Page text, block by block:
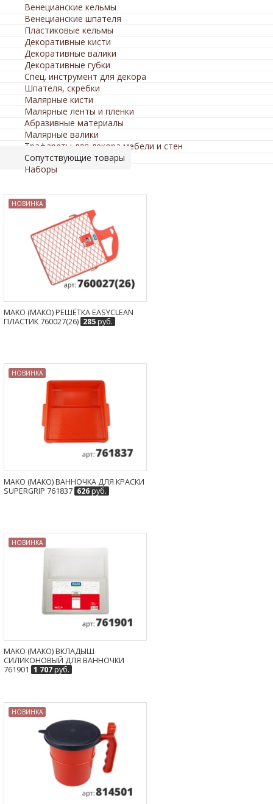
Венецианские кельмы
Венецианские шпателя
Пластиковые кельмы
Декоративные кисти
Декоративные валики
Декоративные губки
Спец. инструмент для декора
Шпателя, скребки
Малярные кисти
Малярные ленты и пленки
Абразивные материалы
Малярные валики
Трафареты для декора мебели и стен
Сопутствующие товары
Наборы
НОВИНКА
MAKO (МАКО) РЕШЁТКА EASYCLEAN
ПЛАСТИК 760027(26) 285руб.
НОВИНКА
MAKO (МАКО) ВАННОЧКА ДЛЯ КРАСКИ
SUPERGRIP 761837 626руб.
НОВИНКА
MAKO (МАКО) ВКЛАДЫШ
СИЛИКОНОВЫЙ ДЛЯ ВАННОЧКИ
761901 1 707руб.
НОВИНКА